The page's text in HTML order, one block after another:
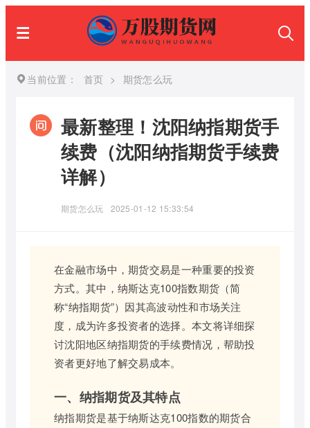
当前位置： 首页 > 期货怎么玩
最新整理！沈阳纳指期货手
续费（沈阳纳指期货手续费
详解）
期货怎么玩 2025-01-12 15:33:54
在金融市场中，期货交易是一种重要的投资
方式。其中，纳斯达克100指数期货（简
称“纳指期货”）因其高波动性和市场关注
度，成为许多投资者的选择。本文将详细探
讨沈阳地区纳指期货的手续费情况，帮助投
资者更好地了解交易成本。
一、纳指期货及其特点
纳指期货是基于纳斯达克100指数的期货合